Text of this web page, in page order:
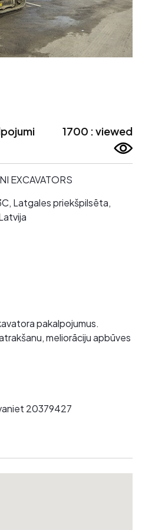
1700 : viewed
EXCAVATORS
Latgales priekšpilsēta,
pakalpojumus.
meliorāciju apbūves
20379427